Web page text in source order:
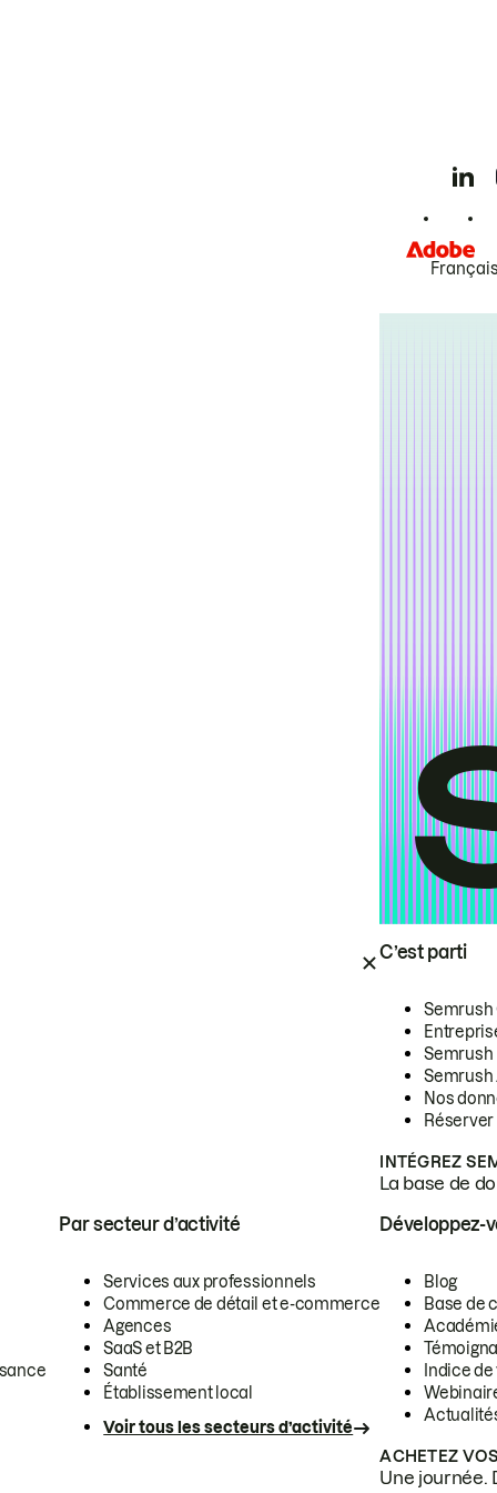
C’est parti
Semrush
Semrush
Semrush
Nos
INTÉGREZ
La base de
Par secteur d’activité
Services aux professionnels
Commerce de détail et e-commerce
Agences
SaaS et B2B
Santé
Établissement local
Voir tous les secteurs d’activité
Développez-
Blog
Base de
Indice
ACHETEZ
Une journée.